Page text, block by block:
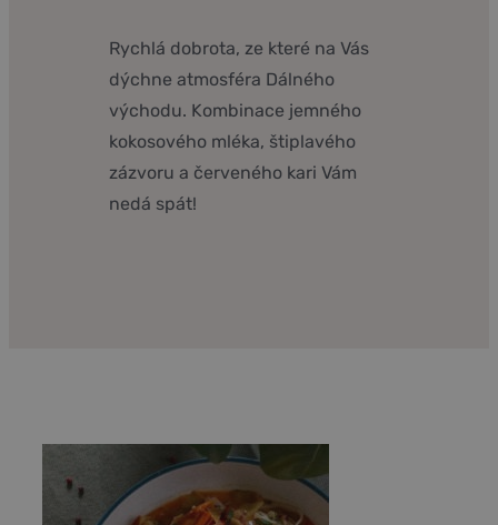
Rychlá dobrota, ze které na Vás
dýchne atmosféra Dálného
východu. Kombinace jemného
kokosového mléka, štiplavého
zázvoru a červeného kari Vám
nedá spát!